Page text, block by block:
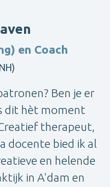
en Coach
Ben je er
dit hèt moment
therapeut,
docente bied ik al
en helende
in A'dam en